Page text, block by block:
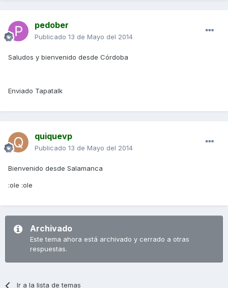
pedober
Publicado 13 de Mayo del 2014
Saludos y bienvenido desde Córdoba
Enviado Tapatalk
quiquevp
Publicado 13 de Mayo del 2014
Bienvenido desde Salamanca
:ole :ole
Archivado
Este tema ahora está archivado y cerrado a otras
respuestas.
Ir a la lista de temas